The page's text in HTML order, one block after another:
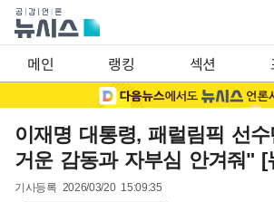
메인 랭킹 섹션
이재명 대통령, 패럴림픽 선
거운 감동과 자부심 안겨줘" [
기사등록 2026/03/20 15:09:35